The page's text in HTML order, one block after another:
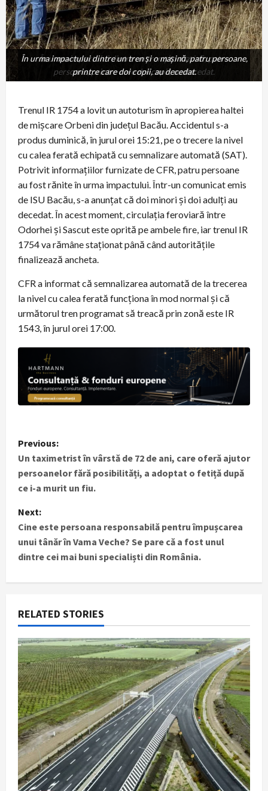
În urma impactului dintre un tren și o mașină, patru
persoane, printre care doi copii, au decedat.
În urma impactului dintre un tren și o mașină, patru persoane,
printre care doi copii, au decedat.
Trenul IR 1754 a lovit un autoturism în apropierea haltei
de mişcare Orbeni din judeţul Bacău. Accidentul s-a
produs duminică, în jurul orei 15:21, pe o trecere la nivel
cu calea ferată echipată cu semnalizare automată (SAT).
Potrivit informaţiilor furnizate de CFR, patru persoane
au fost rănite în urma impactului. Într-un comunicat emis
de ISU Bacău, s-a anunţat că doi minori şi doi adulţi au
decedat. În acest moment, circulaţia feroviară între
Odorhei şi Sascut este oprită pe ambele fire, iar trenul IR
1754 va rămâne staţionat până când autorităţile
finalizează ancheta.
CFR a informat că semnalizarea automată de la trecerea
la nivel cu calea ferată funcţiona în mod normal şi că
următorul tren programat să treacă prin zonă este IR
1543, în jurul orei 17:00.
P
o
s
t
n
a
v
i
g
a
t
i
o
n
Previous:
Un taximetrist în vârstă de 72 de ani, care oferă ajutor
persoanelor fără posibilități, a adoptat o fetiță după
ce i-a murit un fiu.
Next:
Cine este persoana responsabilă pentru împușcarea
unui tânăr în Vama Veche? Se pare că a fost unul
dintre cei mai buni specialiști din România.
RELATED STORIES